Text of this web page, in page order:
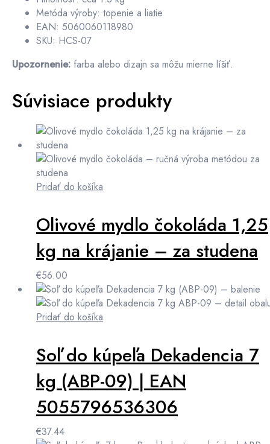
Metóda výroby: topenie a liatie
EAN: 5060060118980
SKU: HCS-07
Upozornenie: farba alebo dizajn sa môžu mierne líšiť.
Súvisiace produkty
Pridať do košíka
Olivové mydlo čokoláda 1,25
kg na krájanie – za studena
€56.00
Pridať do košíka
Soľ do kúpeľa Dekadencia 7
kg (ABP-09) | EAN
5055796536306
€37.44